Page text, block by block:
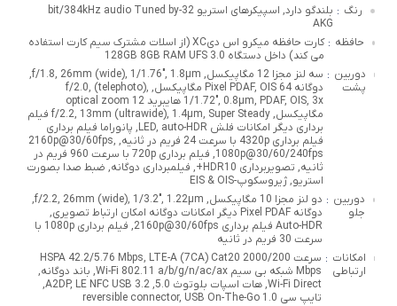
رنگ :
بلندگو دارد, اسپیکرهای استریو 32-bit/384kHz audio Tuned by
AKG
حافظه :
کارت حافظه میکرو اس دیXC (از اسلات مشترک سیم کارت استفاده
می کند) داخل دستگاه 128GB 8GB RAM UFS 3.0
دوربین
پشت
:
سه لنز مجزا 12 مگاپیکسل, f/1.8, 26mm (wide), 1/1.76", 1.8µm,
دوگانه Pixel PDAF, OIS 64 مگاپیکسل, f/2.0, (telephoto),
1/1.72", 0.8µm, PDAF, OIS, 3x هایبرید optical zoom 12
مگاپیکسل, f/2.2, 13mm (ultrawide), 1.4µm, Super Steady فیلم
برداری دیگر امکانات فلش LED, auto-HDR, پانوراما فیلم برداری
فیلم برداری 4320p با سرعت 24 فریم در ثانیه, 2160p@30/60fps,
1080p@30/60/240fps, فیلم برداری 720p با سرعت 960 فریم در
ثانیه, تصویربرداری HDR10+, فیلمبرداری دوگانه, ضبط صدا بصورت
استریو, ژیروسکوپ-EIS & OIS
دوربین
جلو
:
دو لنز مجزا 10 مگاپیکسل, f/2.2, 26mm (wide), 1/3.2", 1.22µm,
دوگانه Pixel PDAF دیگر امکانات دوگانه امکان ارتباط تصویری,
Auto-HDR فیلم برداری 2160p@30/60fps, فیلم برداری 1080p با
سرعت 30 فریم در ثانیه
امکانات
ارتباطی
:
سرعت HSPA 42.2/5.76 Mbps, LTE-A (7CA) Cat20 2000/200
Mbps شبکه بی سیم Wi-Fi 802.11 a/b/g/n/ac/ax, باند دوگانه,
Wi-Fi Direct, هات اسپات بلوتوث 5.0, A2DP, LE NFC USB 3.2,
تایپ سی 1.0 reversible connector, USB On-The-Go